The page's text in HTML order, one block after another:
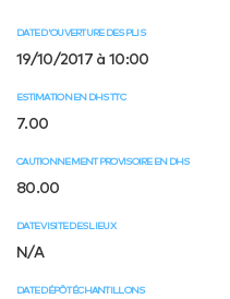
DATE D'OUVERTURE DES PLIS
19/10/2017 à 10:00
ESTIMATION EN DHS TTC
7.00
CAUTIONNEMENT PROVISOIRE EN DHS
80.00
DATE VISITE DES LIEUX
N/A
DATE DÉPÔT ÉCHANTILLONS